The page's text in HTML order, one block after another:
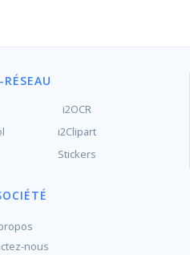
-RÉSEAU
i2OCR
i2Clipart
Stickers
nous